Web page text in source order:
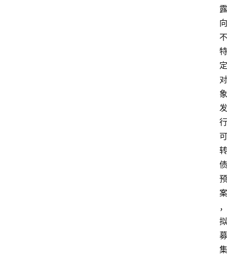
露
向
不
特
定
对
象
发
行
可
转
债
预
案
，
拟
募
集